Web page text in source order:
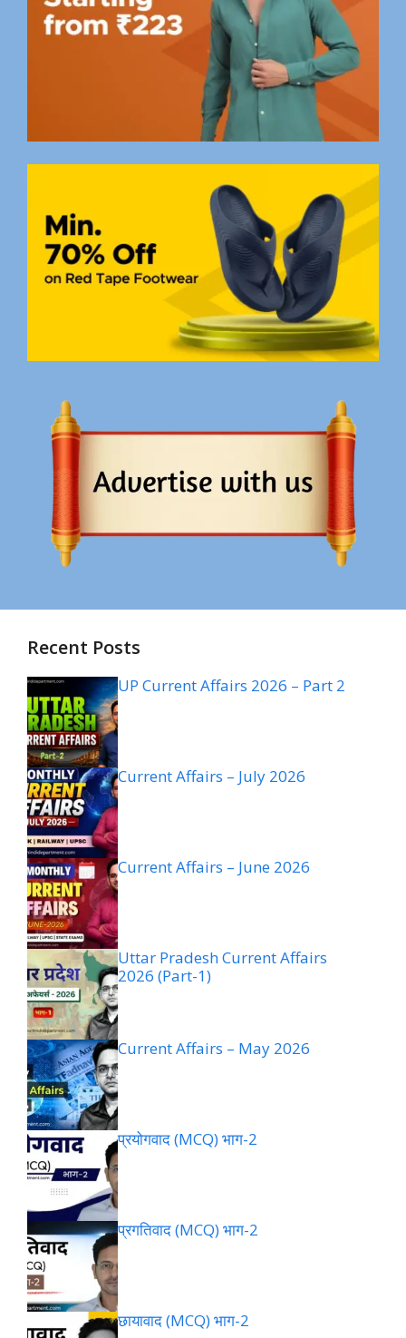
Recent Posts
UP Current Affairs 2026 – Part 2
Current Affairs – July 2026
Current Affairs – June 2026
Uttar Pradesh Current Affairs
2026 (Part-1)
Current Affairs – May 2026
प्रयोगवाद (MCQ) भाग-2
प्रगतिवाद (MCQ) भाग-2
छायावाद (MCQ) भाग-2